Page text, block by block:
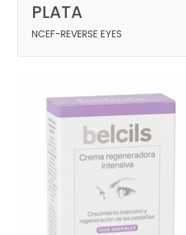
PLATA
NCEF-REVERSE EYES